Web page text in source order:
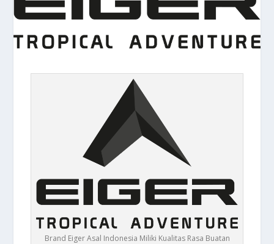
Brand Eiger Asal Indonesia Miliki Kualitas Rasa Buatan